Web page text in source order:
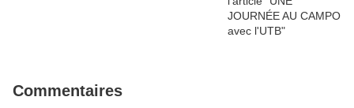
Commentaires